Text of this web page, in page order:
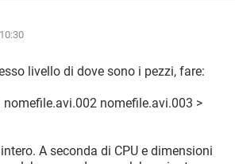
livello di dove sono i pezzi, fare:
nomefile.avi.003 >
A seconda di CPU e dimensioni